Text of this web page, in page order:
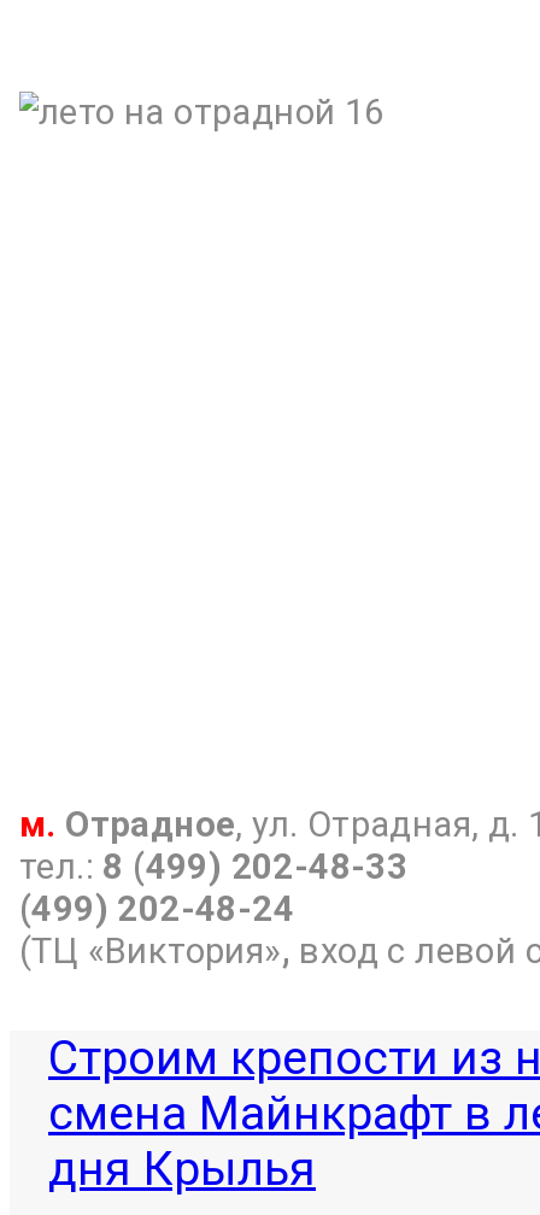
м. Отрадное, ул. Отрадная, д.
тел.: 8 (499) 202-48-33
(499) 202-48-24
(ТЦ «Виктория», вход с левой
Строим крепости из
смена Майнкрафт в
дня Крылья